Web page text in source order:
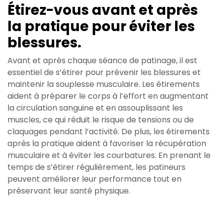
Étirez-vous avant et après
la pratique pour éviter les
blessures.
Avant et après chaque séance de patinage, il est
essentiel de s’étirer pour prévenir les blessures et
maintenir la souplesse musculaire. Les étirements
aident à préparer le corps à l’effort en augmentant
la circulation sanguine et en assouplissant les
muscles, ce qui réduit le risque de tensions ou de
claquages pendant l’activité. De plus, les étirements
après la pratique aident à favoriser la récupération
musculaire et à éviter les courbatures. En prenant le
temps de s’étirer régulièrement, les patineurs
peuvent améliorer leur performance tout en
préservant leur santé physique.